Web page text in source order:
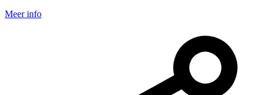
Meer info